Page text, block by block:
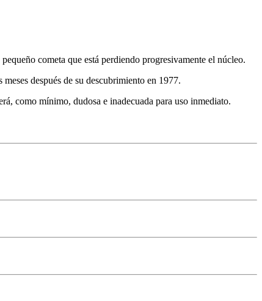
cometa que está perdiendo progresivamente el núcleo.
después de su descubrimiento en 1977.
como mínimo, dudosa e inadecuada para uso inmediato.